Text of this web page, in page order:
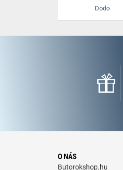
Dodo
O NÁS
Butorokshop.hu